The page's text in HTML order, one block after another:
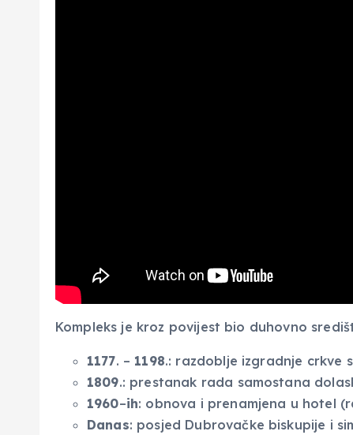
Kompleks je kroz povijest bio duhovno
1177. – 1198.: razdoblje izgradnje crkve
1809.: prestanak rada samostana
1960–ih: obnova i prenamjena u hotel
Danas: posjed Dubrovačke biskupije i